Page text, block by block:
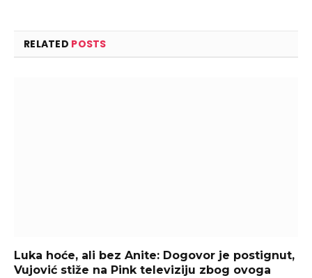
RELATED POSTS
Luka hoće, ali bez Anite: Dogovor je postignut,
Vujović stiže na Pink televiziju zbog ovoga